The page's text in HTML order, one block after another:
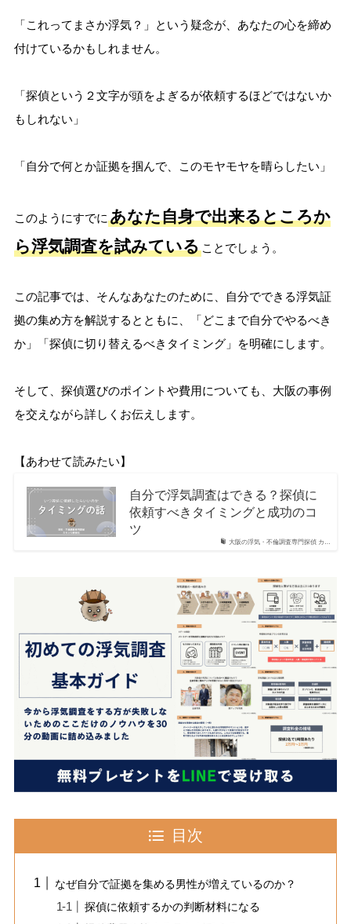
「これってまさか浮気？」という疑念が、あなたの心を締め
付けているかもしれません。
「探偵という２文字が頭をよぎるが依頼するほどではないか
もしれない」
「自分で何とか証拠を掴んで、このモヤモヤを晴らしたい」
このようにすでにあなた自身で出来るところか
ら浮気調査を試みていることでしょう。
この記事では、そんなあなたのために、自分でできる浮気証
拠の集め方を解説するとともに、「どこまで自分でやるべき
か」「探偵に切り替えるべきタイミング」を明確にします。
そして、探偵選びのポイントや費用についても、大阪の事例
を交えながら詳しくお伝えします。
【あわせて読みたい】
大阪の浮気・不倫調査専門探偵 カ…
自分で浮気調査はできる？探偵に
依頼すべきタイミングと成功のコ
ツ
目次
なぜ自分で証拠を集める男性が増えているのか？
探偵に依頼するかの判断材料になる